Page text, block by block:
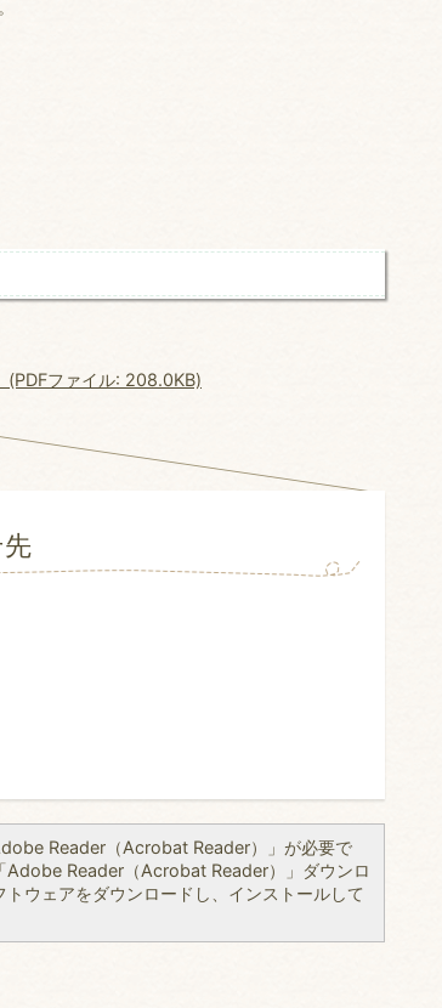
(PDFファイル: 208.0KB)
Reader（Acrobat Reader）」が必要で
Adobe Reader（Acrobat Reader）」ダウンロ
ウェアをダウンロードし、インストールして